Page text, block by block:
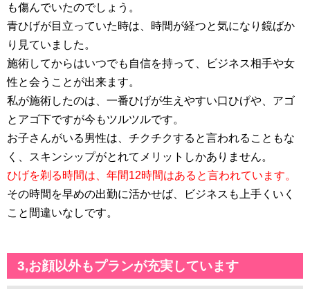
も傷んでいたのでしょう。
青ひげが目立っていた時は、時間が経つと気になり鏡ばか
り見ていました。
施術してからはいつでも自信を持って、ビジネス相手や女
性と会うことが出来ます。
私が施術したのは、一番ひげが生えやすい口ひげや、アゴ
とアゴ下ですが今もツルツルです。
お子さんがいる男性は、チクチクすると言われることもな
く、スキンシップがとれてメリットしかありません。
ひげを剃る時間は、年間12時間はあると言われています。
その時間を早めの出勤に活かせば、ビジネスも上手くいく
こと間違いなしです。
3,お顔以外もプランが充実しています